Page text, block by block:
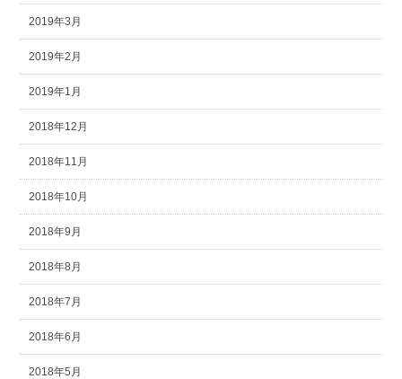
2019年3月
2019年2月
2019年1月
2018年12月
2018年11月
2018年10月
2018年9月
2018年8月
2018年7月
2018年6月
2018年5月